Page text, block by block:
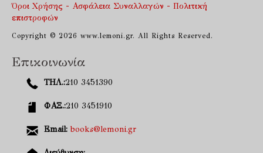
Όροι Χρήσης - Ασφάλεια Συναλλαγών - Πολιτική
επιστροφών
Copyright © 2026 www.lemoni.gr. All Rights Reserved.
Επικοινωνία
ΤΗΛ.:210 3451390
ΦΑΞ.:210 3451910
Email: books@lemoni.gr